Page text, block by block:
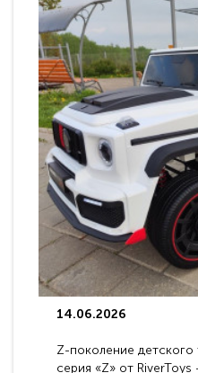
14.06.2026
Z-поколение
серия «Z» от